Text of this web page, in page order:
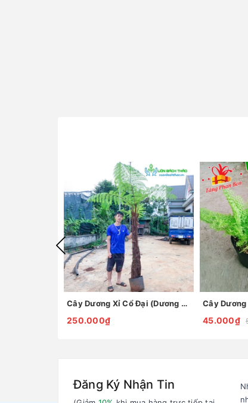
Cây Dương Xỉ Cổ Đại (Dương Xỉ Thân Gỗ)
250.000₫
Cây Dương
45.000₫
Đăng Ký Nhận Tin